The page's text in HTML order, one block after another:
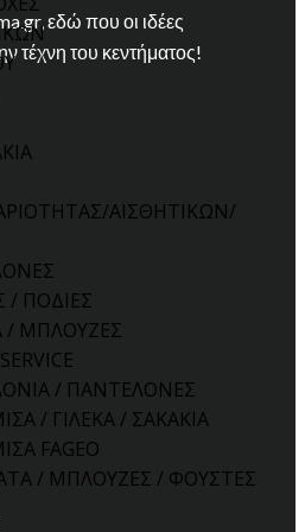
ΑΙΣΘΗΤΙΚΩΝ/
/ ΠΟΔΙΕΣ
/ ΜΠΛΟΥΖΕΣ
/ ΠΑΝΤΕΛΟΝΕΣ
/ ΓΙΛΕΚΑ / ΣΑΚΑΚΙΑ
FAGEO
/ ΜΠΛΟΥΖΕΣ / ΦΟΥΣΤΕΣ
εδώ που οι ιδέες
τέχνη του κεντήματος!